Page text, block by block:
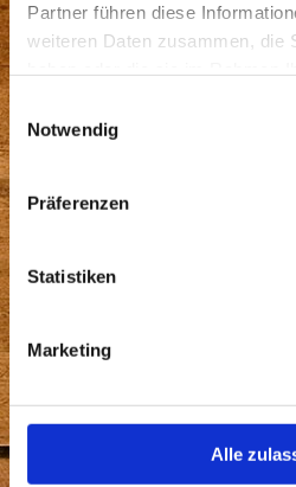
Partner führen diese
weiteren Daten zusammen, die
Einwilligungsauswahl
Notwendig
Präferenzen
Statistiken
Marketing
Alle